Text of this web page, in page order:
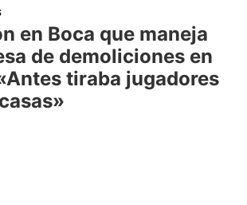
en Boca que maneja
de demoliciones en
tiraba jugadores